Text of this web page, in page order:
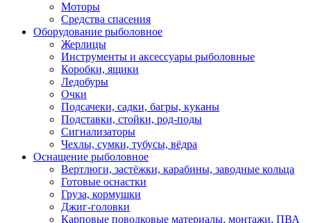
Моторы
Средства спасения
Оборудование рыболовное
Жерлицы
Инструменты и аксессуары рыболовные
Коробки, ящики
Ледобуры
Очки
Подсачеки, садки, багры, куканы
Подставки, стойки, род-поды
Сигнализаторы
Чехлы, сумки, тубусы, вёдра
Оснащение рыболовное
Вертлюги, застёжки, карабины, заводные кольца
Готовые оснастки
Груза, кормушки
Джиг-головки
Карповые поводковые материалы, монтажи, ПВА